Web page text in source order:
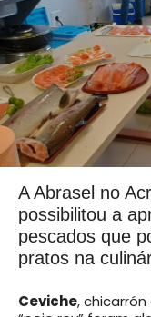
A Abrasel no
possibilitou a
pescados que
pratos na
Ceviche,